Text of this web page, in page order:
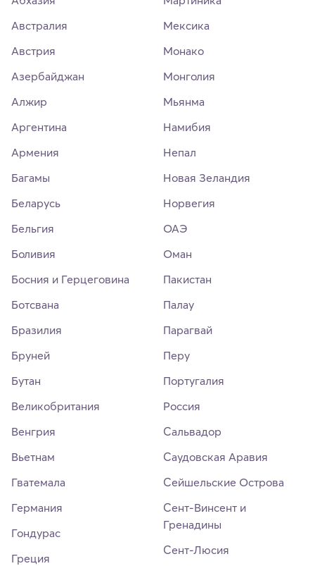
Австралия
Австрия
Азербайджан
Алжир
Аргентина
Армения
Багамы
Беларусь
Бельгия
Боливия
Босния и Герцеговина
Ботсвана
Бразилия
Бруней
Бутан
Великобритания
Венгрия
Вьетнам
Гватемала
Германия
Гондурас
Греция
Мексика
Монако
Монголия
Мьянма
Намибия
Непал
Новая Зеландия
Норвегия
ОАЭ
Оман
Пакистан
Палау
Парагвай
Перу
Португалия
Россия
Сальвадор
Саудовская Аравия
Сейшельские Острова
Сент-Винсент и
Гренадины
Сент-Люсия